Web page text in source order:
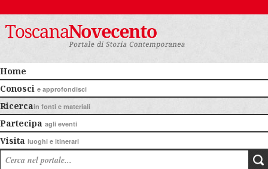
Home
Conosci e approfondisci
Ricercain fonti e materiali
Partecipa agli eventi
Visita luoghi e itinerari